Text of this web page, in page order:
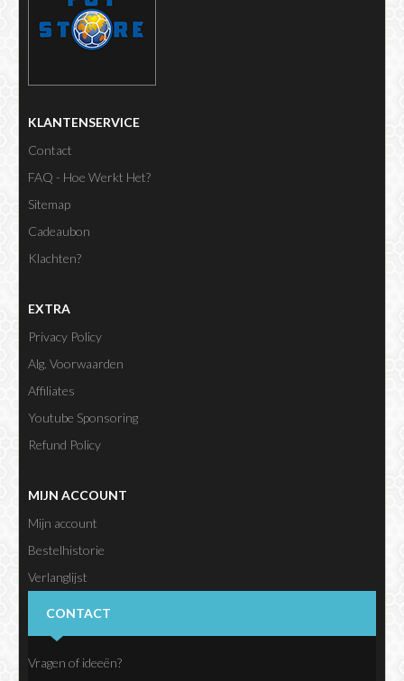
KLANTENSERVICE
Contact
FAQ - Hoe Werkt Het?
Sitemap
Cadeaubon
Klachten?
EXTRA
Privacy Policy
Alg. Voorwaarden
Affiliates
Youtube Sponsoring
Refund Policy
MIJN ACCOUNT
Mijn account
Bestelhistorie
Verlanglijst
CONTACT
Vragen of ideeën?